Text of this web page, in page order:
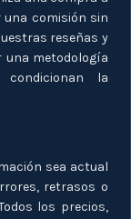
una comisión sin
reseñas y
una metodología
condicionan la
sea actual
retrasos o
los precios,